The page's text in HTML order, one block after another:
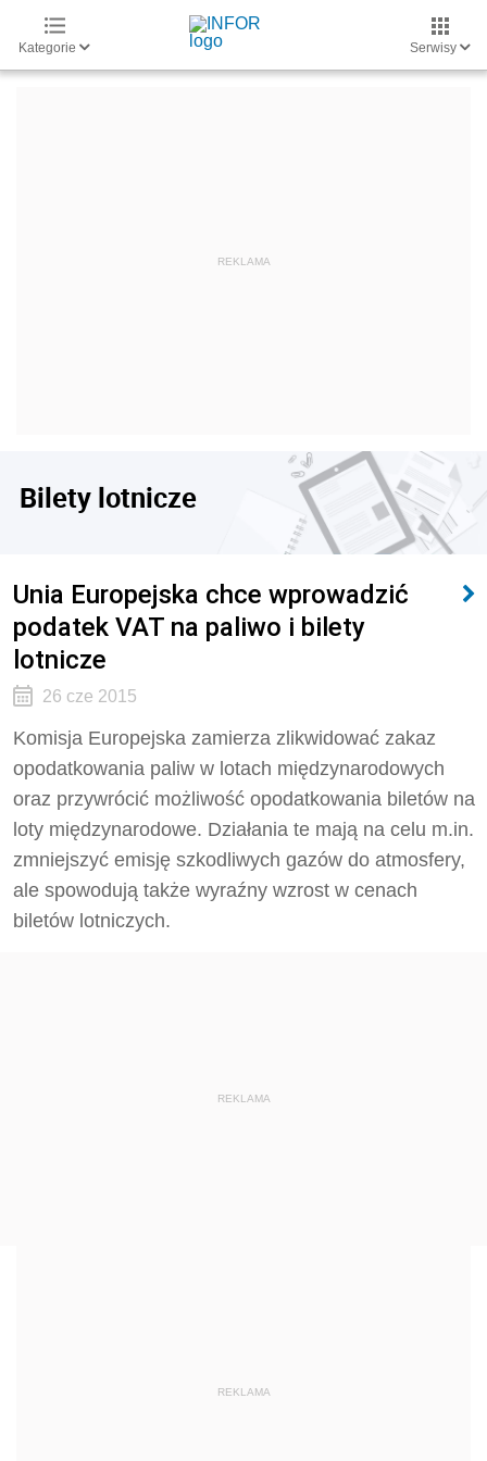
Kategorie Serwisy
Bilety lotnicze
Unia Europejska chce wprowadzić
podatek VAT na paliwo i bilety
lotnicze
26 cze 2015
Komisja Europejska zamierza zlikwidować zakaz
opodatkowania paliw w lotach międzynarodowych
oraz przywrócić możliwość opodatkowania biletów na
loty międzynarodowe. Działania te mają na celu m.in.
zmniejszyć emisję szkodliwych gazów do atmosfery,
ale spowodują także wyraźny wzrost w cenach
biletów lotniczych.
REKLAMA
REKLAMA